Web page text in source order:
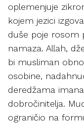
oplemenjuje
kojem jezici
duše poje rosom
namaza. Allah,
bi musliman
osobine,
deredžama
dobročinitelja.
ograničio na